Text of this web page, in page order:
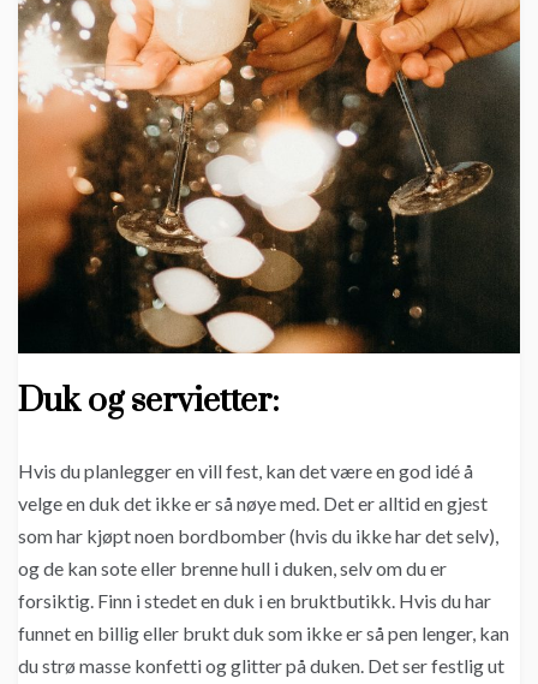
Duk og servietter:
Hvis du planlegger en vill fest, kan det være en god idé å
velge en duk det ikke er så nøye med. Det er alltid en gjest
som har kjøpt noen bordbomber (hvis du ikke har det selv),
og de kan sote eller brenne hull i duken, selv om du er
forsiktig. Finn i stedet en duk i en bruktbutikk. Hvis du har
funnet en billig eller brukt duk som ikke er så pen lenger, kan
du strø masse konfetti og glitter på duken. Det ser festlig ut